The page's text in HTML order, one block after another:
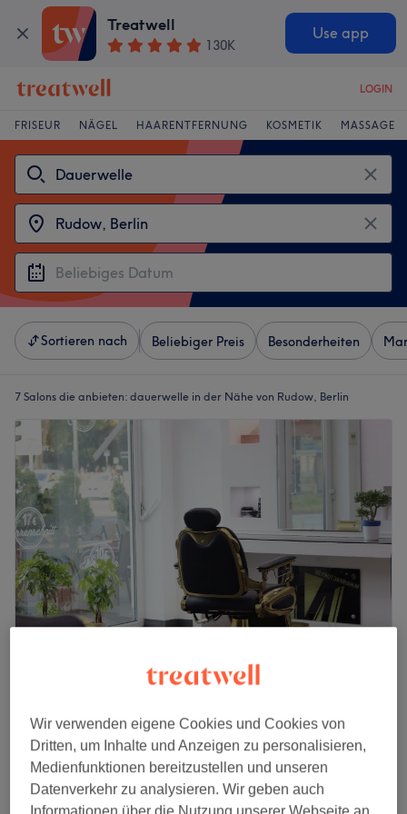
Treatwell
130K
Use app
LOGIN
FRISEUR NÄGEL HAARENTFERNUNG KOSMETIK MASSAGE
Sortieren nach Beliebiger Preis Besonderheiten
7 Salons die anbieten: dauerwelle in der Nähe von Rudow, Berlin
La Bella Friseur
Schöneweide, Berlin
Auf Karte anzeigen
Nebenzeiten
Damen - Dauerwelle & Schnitt
1 Std. 50 Min. - 2 Std.
ab 75,65 €
Spare bis zu 15%
Wir verwenden eigene Cookies und Cookies von
Dritten, um Inhalte und Anzeigen zu personalisieren,
Medienfunktionen bereitzustellen und unseren
Datenverkehr zu analysieren. Wir geben auch
Informationen über die Nutzung unserer Webseite an